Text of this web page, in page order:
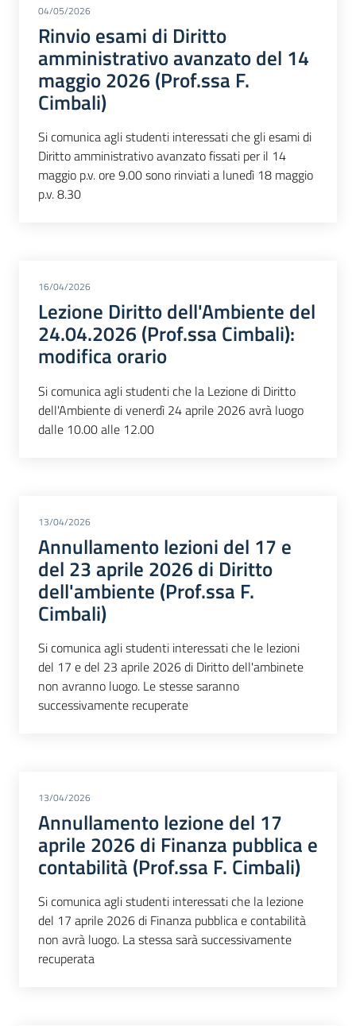
04/05/2026
Rinvio esami di Diritto
amministrativo avanzato del 14
maggio 2026 (Prof.ssa F.
Cimbali)
Si comunica agli studenti interessati che gli esami di
Diritto amministrativo avanzato fissati per il 14
maggio p.v. ore 9.00 sono rinviati a lunedì 18 maggio
p.v. 8.30
16/04/2026
Lezione Diritto dell'Ambiente del
24.04.2026 (Prof.ssa Cimbali):
modifica orario
Si comunica agli studenti che la Lezione di Diritto
dell'Ambiente di venerdì 24 aprile 2026 avrà luogo
dalle 10.00 alle 12.00
13/04/2026
Annullamento lezioni del 17 e
del 23 aprile 2026 di Diritto
dell'ambiente (Prof.ssa F.
Cimbali)
Si comunica agli studenti interessati che le lezioni
del 17 e del 23 aprile 2026 di Diritto dell'ambinete
non avranno luogo. Le stesse saranno
successivamente recuperate
13/04/2026
Annullamento lezione del 17
aprile 2026 di Finanza pubblica e
contabilità (Prof.ssa F. Cimbali)
Si comunica agli studenti interessati che la lezione
del 17 aprile 2026 di Finanza pubblica e contabilità
non avrà luogo. La stessa sarà successivamente
recuperata